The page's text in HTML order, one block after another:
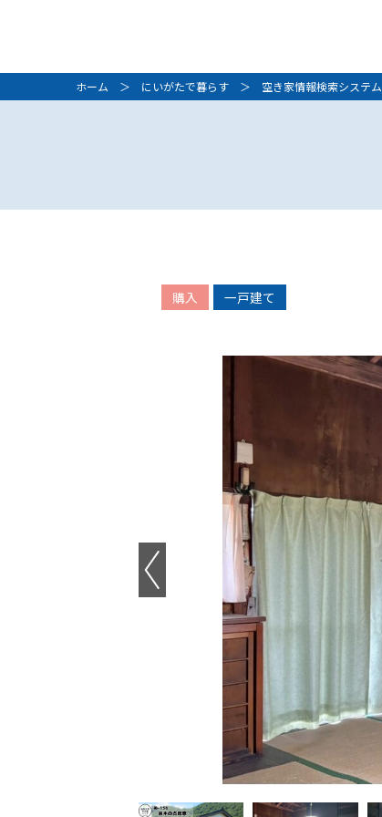
ホーム ＞ にいがたで暮らす ＞ 空き家情報検索システム
購入 一戸建て